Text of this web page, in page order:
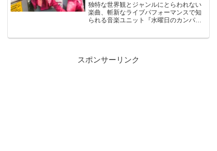
独特な世界観とジャンルにとらわれない
楽曲、斬新なライブパフォーマンスで知
られる音楽ユニット『水曜日のカンパネ
スポンサーリンク